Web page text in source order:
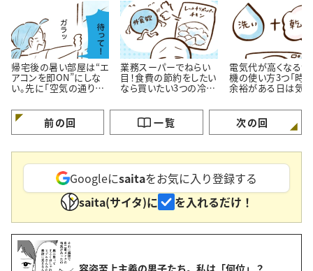
帰宅後の暑い部屋は“エ
アコンを即ON”にしな
い。先に「空気の通り
業務スーパーでねらい
目！食費の節約をしたい
なら買いたい3つの冷凍
電気代が高くなる
機の使い方3つ「時
余裕がある日は気
前の回 一覧 次の回
Googleにsaitaをお気に入り登録する
saita(サイタ)に
を入れるだけ！
容姿至上主義の男子たち。私は「何位」？